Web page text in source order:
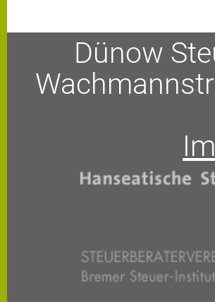
Dünow